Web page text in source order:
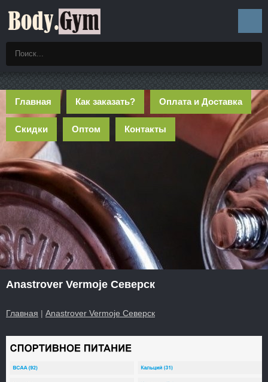
Главная Как заказать? Оплата и Доставка
Скидки Оптом Контакты
Anastrover Vermoje Северск
Главная | Anastrover Vermoje Северск